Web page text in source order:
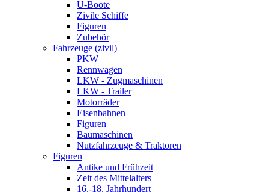
U-Boote
Zivile Schiffe
Figuren
Zubehör
Fahrzeuge (zivil)
PKW
Rennwagen
LKW - Zugmaschinen
LKW - Trailer
Motorräder
Eisenbahnen
Figuren
Baumaschinen
Nutzfahrzeuge & Traktoren
Figuren
Antike und Frühzeit
Zeit des Mittelalters
16.-18. Jahrhundert